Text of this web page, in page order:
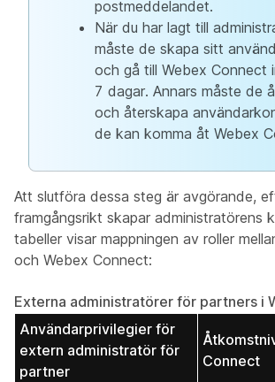
postmeddelandet.
När du har lagt till
måste de skapa sitt
och gå till Webex Connect
7 dagar. Annars måste de
och återskapa
de kan komma åt Webex
Att slutföra dessa steg är avgörande,
framgångsrikt skapar administratörens
tabeller visar mappningen av roller
och Webex Connect:
Externa administratörer för partners i
Användarprivilegier för
extern administratör för
partner
Connect